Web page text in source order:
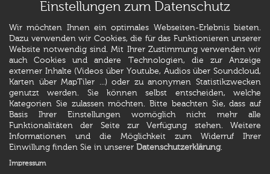
Einstellungen zum Datenschutz
Wir möchten Ihnen ein optimales Webseiten-Erlebnis bieten.
Dazu verwenden wir Cookies, die für das Funktionieren unserer
Website notwendig sind. Mit Ihrer Zustimmung verwenden wir
auch Cookies und andere Technologien, die zur Anzeige
externer Inhalte (Videos über Youtube, Audios über Soundcloud,
Karten über MapTiler ...) oder zu anonymen Statistikzwecken
genutzt werden. Sie können selbst entscheiden, welche
Kategorien Sie zulassen möchten. Bitte beachten Sie, dass auf
Basis Ihrer Einstellungen womöglich nicht mehr alle
Funktionalitäten der Seite zur Verfügung stehen. Weitere
Informationen und die Möglichkeit zum Widerruf Ihrer
Einwillung finden Sie in unserer Datenschutzerklärung.
Impressum